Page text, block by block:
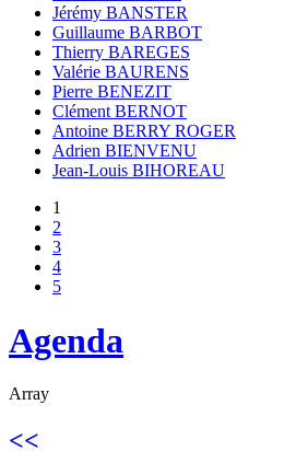
Jérémy BANSTER
Guillaume BARBOT
Thierry BAREGES
Valérie BAURENS
Pierre BENEZIT
Clément BERNOT
Antoine BERRY ROGER
Adrien BIENVENU
Jean-Louis BIHOREAU
1
2
3
4
5
Agenda
Array
<<